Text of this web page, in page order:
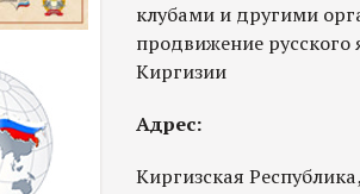
клубами и другими
продвижение
Киргизии
Адрес:
Киргизская